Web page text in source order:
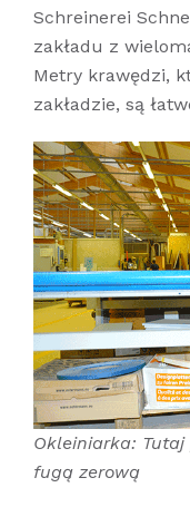
Schreinerei
zakładu z
Metry krawędzi,
zakładzie, są
Okleiniarka:
fugą zerową